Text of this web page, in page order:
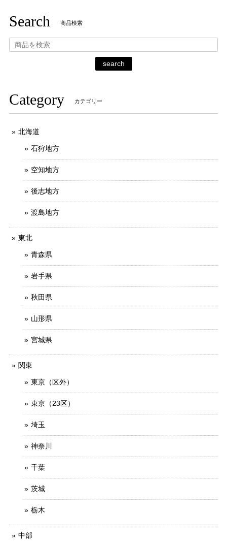
Search 商品検索
search
Category カテゴリー
北海道
石狩地方
空知地方
後志地方
渡島地方
東北
青森県
岩手県
秋田県
山形県
宮城県
関東
東京（区外）
東京（23区）
埼玉
神奈川
千葉
茨城
栃木
中部